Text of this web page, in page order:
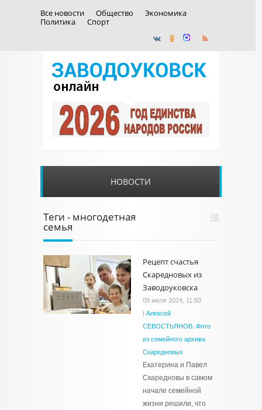
Все новости Общество
Экономика
Политика
Спорт
НОВОСТИ
Теги - многодетная
семья
Рецепт счастья
Скаредновых из
Заводоуковска
09 июля 2024, 11:50
| Алексей
СЕВОСТЬЯНОВ. Фото
из семейного архива
Скаредновых
Екатерина и Павел
Скаредновы в самом
начале семейной
жизни решили, что